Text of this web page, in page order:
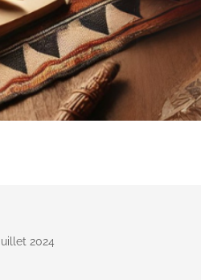
2024